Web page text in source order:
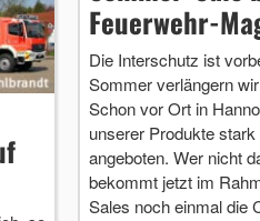
Feuerwehr-
Die Interschutz ist
Sommer verlängern
Schon vor Ort in
unserer Produkte
angeboten. Wer nicht
bekommt jetzt im
Sales noch einmal die